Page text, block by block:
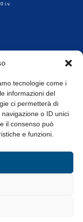
tecnologie come i
informazioni del
ci permetterà di
o ID unici
il consenso può
e funzioni.
i.v.
Cookie